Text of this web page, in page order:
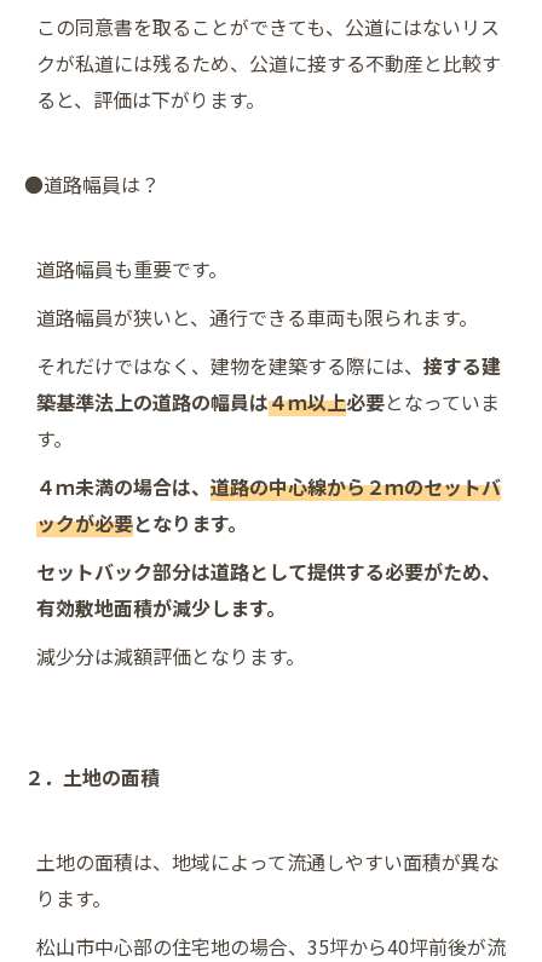
この同意書を取ることができても、公道にはないリス
クが私道には残るため、公道に接する不動産と比較す
ると、評価は下がります。
●道路幅員は？
道路幅員も重要です。
道路幅員が狭いと、通行できる車両も限られます。
それだけではなく、建物を建築する際には、 接する建
築基準法上の道路の幅員は４ｍ以上必要となっていま
す。
４ｍ未満の場合は、 道路の中心線から２ｍのセットバ
ックが必要となります。
セットバック部分は道路として提供する必要がため、
有効敷地面積が減少します。
減少分は減額評価となります。
２．土地の面積
土地の面積は、地域によって流通しやすい面積が異な
ります。
松山市中心部の住宅地の場合、35坪から40坪前後が流